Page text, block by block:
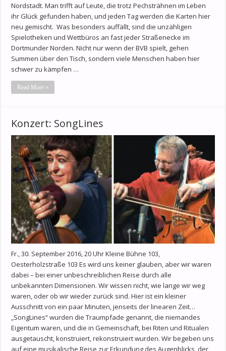
Nordstadt. Man trifft auf Leute, die trotz Pechsträhnen im Leben
ihr Glück gefunden haben, und jeden Tag werden die Karten hier
neu gemischt. Was besonders auffällt, sind die unzähligen
Spielotheken und Wettbüros an fast jeder Straßenecke im
Dortmunder Norden. Nicht nur wenn der BVB spielt, gehen
Summen über den Tisch, sondern viele Menschen haben hier
schwer zu kämpfen …
Read More »
Konzert: SongLines
Fr., 30. September 2016, 20 Uhr Kleine Bühne 103,
Oesterholzstraße 103 Es wird uns keiner glauben, aber wir waren
dabei – bei einer unbeschreiblichen Reise durch alle
unbekannten Dimensionen. Wir wissen nicht, wie lange wir weg
waren, oder ob wir wieder zurück sind. Hier ist ein kleiner
Ausschnitt von ein paar Minuten, jenseits der linearen Zeit…
„SongLines“ wurden die Traumpfade genannt, die niemandes
Eigentum waren, und die in Gemeinschaft, bei Riten und Ritualen
ausgetauscht, konstruiert, rekonstruiert wurden. Wir begeben uns
auf eine musikalische Reise zur Erkundung des Augenblicks, der